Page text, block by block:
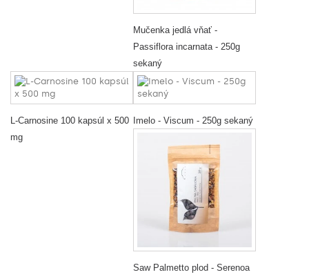
Mučenka jedlá vňať -
Passiflora incarnata - 250g
sekaný
L-Carnosine 100 kapsúl x 500
mg
Imelo - Viscum - 250g sekaný
Saw Palmetto plod - Serenoa